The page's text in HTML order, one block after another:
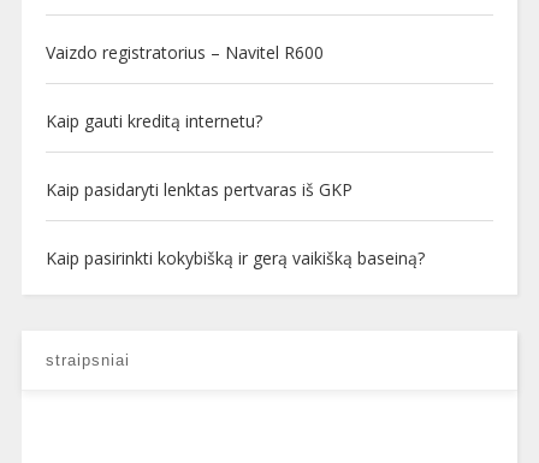
Vaizdo registratorius – Navitel R600
Kaip gauti kreditą internetu?
Kaip pasidaryti lenktas pertvaras iš GKP
Kaip pasirinkti kokybišką ir gerą vaikišką baseiną?
straipsniai